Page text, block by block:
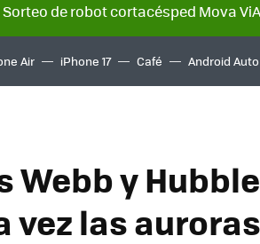
de robot cortacésped Mova
Air iPhone 17 Café Android Auto
Webb y Hubble
vez las